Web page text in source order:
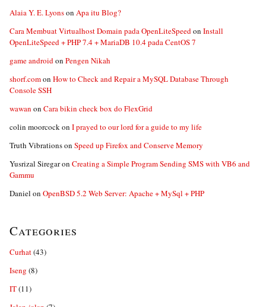
Alaia Y. E. Lyonson Apa itu Blog?
Cara Membuat Virtualhost Domain pada OpenLiteSpeedon Install
OpenLiteSpeed + PHP 7.4 + MariaDB 10.4 pada CentOS 7
game androidon Pengen Nikah
shorf.comon How to Check and Repair a MySQL Database Through
Console SSH
wawan on Cara bikin check box do FlexGrid
colin moorcockon I prayed to our lord for a guide to my life
Truth Vibrationson Speed up Firefox and Conserve Memory
Yusrizal Siregaron Creating a Simple Program Sending SMS with VB6 and
Gammu
Daniel on OpenBSD 5.2 Web Server: Apache + MySql + PHP
Categories
Curhat(43)
Iseng (8)
IT(11)